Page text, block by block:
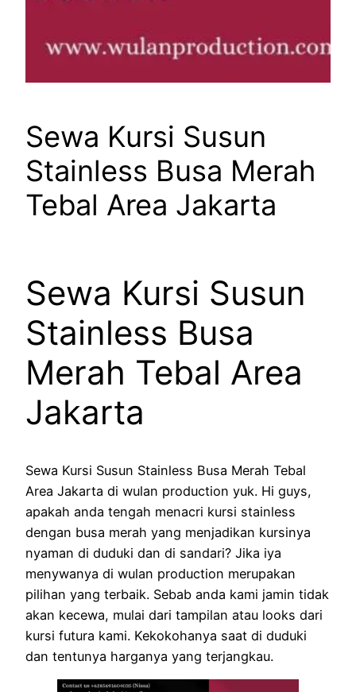
Sewa Kursi Susun
Stainless Busa Merah
Tebal Area Jakarta
Sewa Kursi Susun
Stainless Busa
Merah Tebal Area
Jakarta
Sewa Kursi Susun Stainless Busa Merah Tebal
Area Jakarta di wulan production yuk. Hi guys,
apakah anda tengah menacri kursi stainless
dengan busa merah yang menjadikan kursinya
nyaman di duduki dan di sandari? Jika iya
menywanya di wulan production merupakan
pilihan yang terbaik. Sebab anda kami jamin tidak
akan kecewa, mulai dari tampilan atau looks dari
kursi futura kami. Kekokohanya saat di duduki
dan tentunya harganya yang terjangkau.